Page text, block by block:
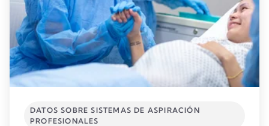
DATOS SOBRE SISTEMAS DE ASPIRACIÓN
PROFESIONALES